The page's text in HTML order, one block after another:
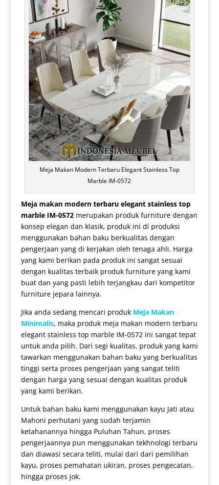
Meja Makan Modern Terbaru Elegant Stainless Top
Marble IM-0572
Meja makan modernterbaru elegant stainless top
marble IM-0572merupakan produk furniture dengan
konsep elegan dan klasik, produk ini di produksi
menggunakan bahan baku berkualitas dengan
pengerjaan yang di kerjakan oleh tenaga ahli. Harga
yang kami berikan pada produk ini sangat sesuai
dengan kualitas terbaik produk furniture yang kami
buat dan yang pasti lebih terjangkau dari kompetitor
furniture jepara lainnya.
Jika anda sedang mencari produk Meja Makan
Minimalis, maka produk meja makan modern terbaru
elegant stainless top marble IM-0572 ini sangat tepat
untuk anda pilih. Dari segi kualitas, produk yang kami
tawarkan menggunakan bahan baku yang berkualitas
tinggi serta proses pengerjaan yang sangat teliti
dengan harga yang sesuai dengan kualitas produk
yang kami berikan.
Untuk bahan baku kami menggunakan kayu Jati atau
Mahoni perhutani yang sudah terjamin
ketahanannya hingga Puluhan Tahun, proses
pengerjaannya pun menggunakan tekhnologi terbaru
dan diawasi secara teliti, mulai dari dari pemilihan
kayu, proses pemahatan ukiran, proses pengecatan,
hingga proses jok.